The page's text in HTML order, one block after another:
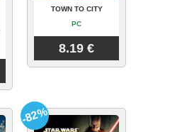
TOWN TO CITY
PC
8.19 €
-82%